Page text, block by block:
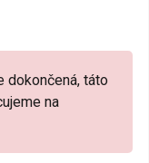
dokončená, táto
na